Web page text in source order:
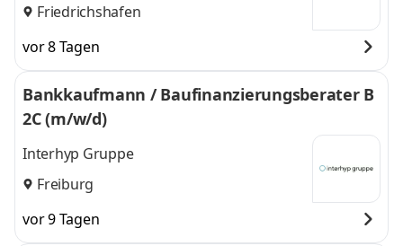
Friedrichshafen
vor 8 Tagen
Bankkaufmann / Baufinanzierungsberater B
2C (m/w/d)
Interhyp Gruppe
Freiburg
vor 9 Tagen